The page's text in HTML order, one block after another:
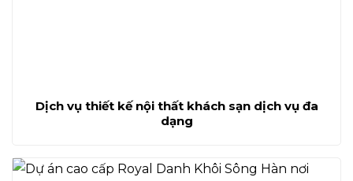
Dịch vụ thiết kế nội thất khách sạn dịch vụ đa
dạng